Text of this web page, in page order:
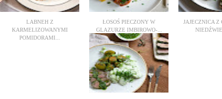
LABNEH Z
KARMELIZOWANYMI
POMIDORAMI...
ŁOSOŚ PIECZONY W
GLAZURZE IMBIROWO-...
JAJECZNICA Z